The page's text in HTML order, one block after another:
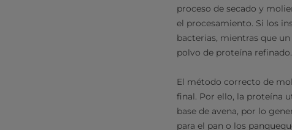
proceso de secado y
el procesamiento. Si los
bacterias, mientras que
polvo de proteína refinado.
El método correcto de
final. Por ello, la proteína
base de avena, por lo
para el pan o los